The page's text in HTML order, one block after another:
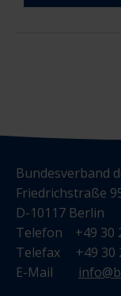
Bundesverband
Friedrichstraße
D-10117 Berlin
Telefon +49 30
Telefax +49 30
E-Mail